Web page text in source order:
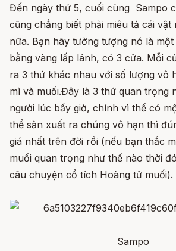
Đến ngày thứ 5, cuối cùng Sampo
cũng chẳng biết phải miêu tả cái
nữa. Bạn hãy tưởng tượng nó là
bằng vàng lấp lánh, có 3 cửa. Mỗi
ra 3 thứ khác nhau với số lượng vô
mì và muối.Đây là 3 thứ quan trọng
người lúc bấy giờ, chính vì thế có
thể sản xuất ra chúng vô hạn thì
giá nhất trên đời rồi (nếu bạn thắc
muối quan trọng như thế nào thời
câu chuyện cổ tích Hoàng tử muối).
Sampo